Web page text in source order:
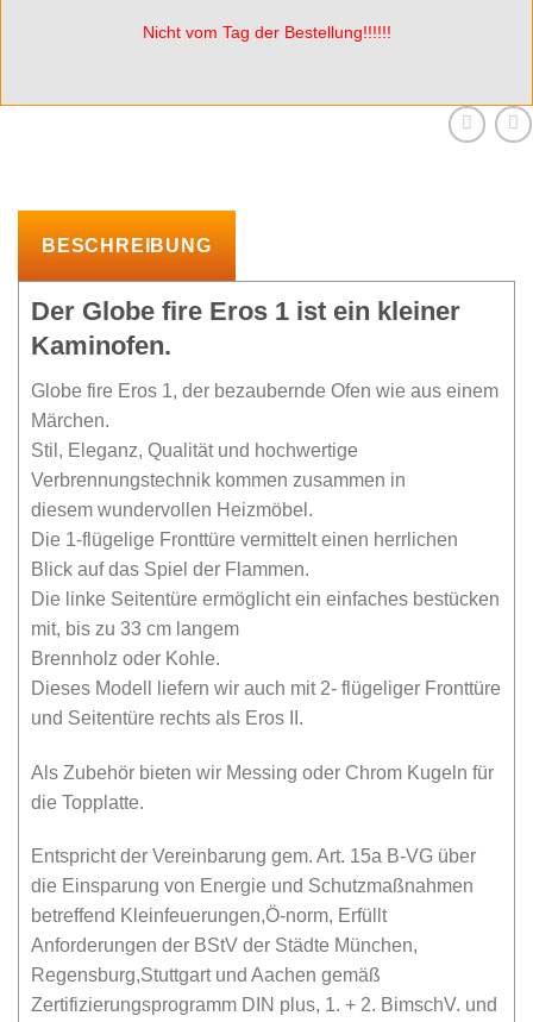
Nicht vom Tag der Bestellung!!!!!!
BESCHREIBUNG
Der Globe fire Eros 1 ist ein kleiner
Kaminofen.
Globe fire Eros 1, der bezaubernde Ofen wie aus einem
Märchen.
Stil, Eleganz, Qualität und hochwertige
Verbrennungstechnik kommen zusammen in
diesem wundervollen Heizmöbel.
Die 1-flügelige Fronttüre vermittelt einen herrlichen
Blick auf das Spiel der Flammen.
Die linke Seitentüre ermöglicht ein einfaches bestücken
mit, bis zu 33 cm langem
Brennholz oder Kohle.
Dieses Modell liefern wir auch mit 2- flügeliger Fronttüre
und Seitentüre rechts als Eros II.
Als Zubehör bieten wir Messing oder Chrom Kugeln für
die Topplatte.
Entspricht der Vereinbarung gem. Art. 15a B-VG über
die Einsparung von Energie und Schutzmaßnahmen
betreffend Kleinfeuerungen,Ö-norm, Erfüllt
Anforderungen der BStV der Städte München,
Regensburg,Stuttgart und Aachen gemäß
Zertifizierungsprogramm DIN plus, 1. + 2. BimschV. und